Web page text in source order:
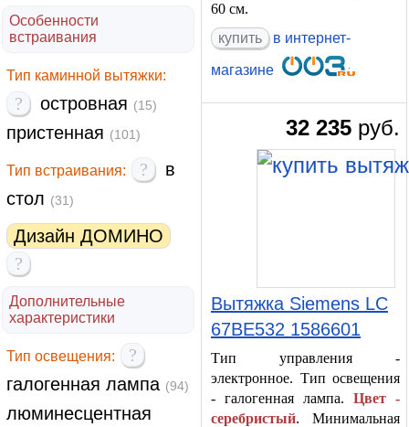
Особенности
встраивания
Тип каминной вытяжки:
? островная (15)
пристенная (101)
Тип встраивания: ?
в
стол (31)
Дизайн ДОМИНО
?
Дополнительные
характеристики
Тип освещения:
?
галогенная лампа (94)
люминесцентная
60 см.
купить
в интернет-
магазине
32 235 руб.
Вытяжка Siemens LC
67BE532 1586601
Тип управления -
электронное. Тип освещения
- галогенная лампа. Цвет -
серебристый. Минимальная